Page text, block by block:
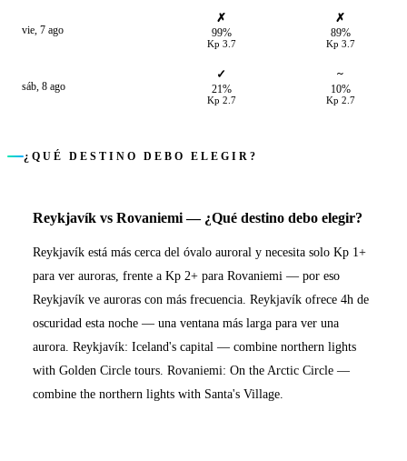
vie, 7 ago
✗
99%
Kp 3.7
✗
89%
Kp 3.7
sáb, 8 ago
✓
21%
Kp 2.7
~
10%
Kp 2.7
¿QUÉ DESTINO DEBO ELEGIR?
Reykjavík vs Rovaniemi— ¿Qué destino debo elegir?
Reykjavík está más cerca del óvalo auroral y necesita solo Kp 1+
para ver auroras, frente a Kp 2+ para Rovaniemi — por eso
Reykjavík ve auroras con más frecuencia. Reykjavík ofrece 4h de
oscuridad esta noche — una ventana más larga para ver una
aurora. Reykjavík: Iceland's capital — combine northern lights
with Golden Circle tours. Rovaniemi: On the Arctic Circle —
combine the northern lights with Santa's Village.